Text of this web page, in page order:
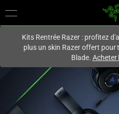
Vous êtes actuellement sur le
Kits Rentrée Razer : profitez
plus un skin Razer offert pour
Blade. Acheter